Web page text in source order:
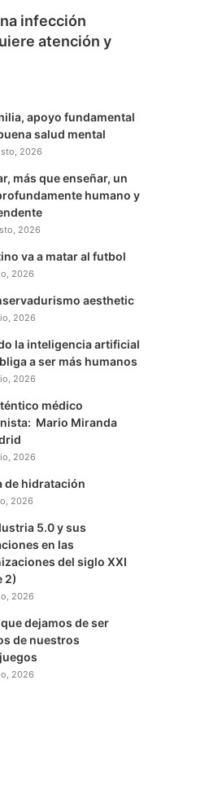
infección
atención y
apoyo fundamental
salud mental
2026
más que enseñar, un
humano y
2026
va a matar al futbol
2026
aesthetic
2026
la inteligencia artificial
a ser más humanos
2026
médico
Mario Miranda
2026
de hidratación
2026
5.0 y sus
en las
del siglo XXI
2)
2026
dejamos de ser
de nuestros
2026